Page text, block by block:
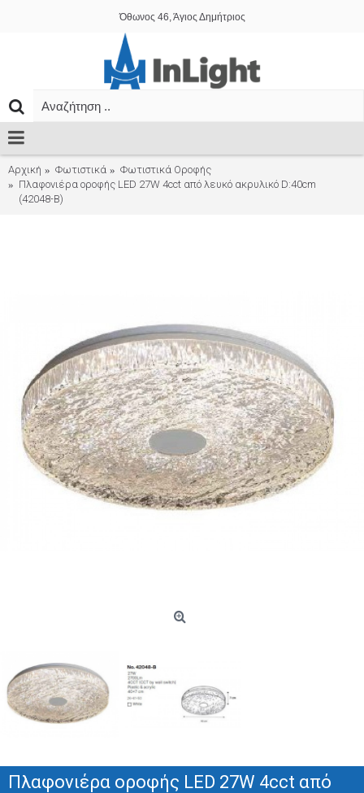
Όθωνος 46, Άγιος Δημήτριος
Αρχική Φωτιστικά
Φωτιστικά Οροφής
Πλαφονιέρα οροφής LED 27W 4cct από λευκό ακρυλικό D:40cm
(42048-B)
Πλαφονιέρα οροφής LED 27W 4cct από